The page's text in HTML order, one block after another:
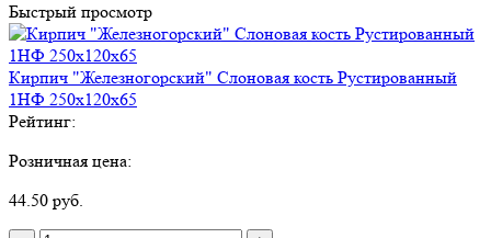
Быстрый просмотр
Кирпич "Железногорский" Слоновая кость Рустированный
1НФ 250х120х65
Рейтинг:
Розничная цена:
44.50 руб.